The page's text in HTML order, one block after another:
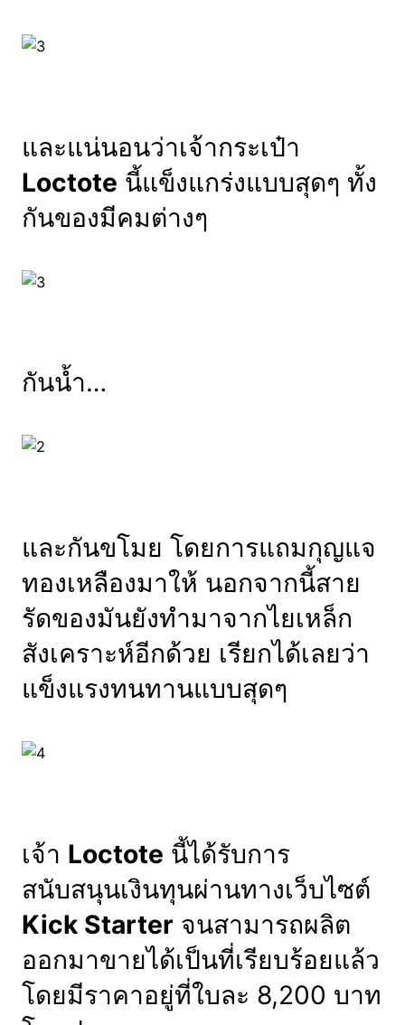
และแน่นอนว่าเจ้ากระเป๋า
Loctote นี้แข็งแกร่งแบบสุดๆ ทั้ง
กันของมีคมต่างๆ
กันน้ำ…
และกันขโมย โดยการแถมกุญแจ
ทองเหลืองมาให้ นอกจากนี้สาย
รัดของมันยังทำมาจากไยเหล็ก
สังเคราะห์อีกด้วย เรียกได้เลยว่า
แข็งแรงทนทานแบบสุดๆ
เจ้า Loctote นี้ได้รับการ
สนับสนุนเงินทุนผ่านทางเว็บไซต์
Kick Starter จนสามารถผลิต
ออกมาขายได้เป็นที่เรียบร้อยแล้ว
โดยมีราคาอยู่ที่ใบละ 8,200 บาท